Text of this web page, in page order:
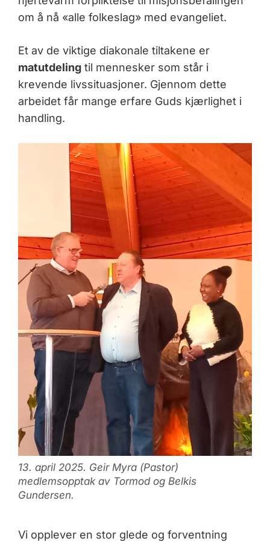
om å nå «alle folkeslag» med evangeliet.
Et av de viktige diakonale tiltakene er
matutdelingtil mennesker som står i
krevende livssituasjoner. Gjennom dette
arbeidet får mange erfare Guds kjærlighet i
handling.
13. april 2025. Geir Myra (Pastor)
medlemsopptak av Tormod og Belkis
Gundersen.
Vi opplever en stor glede og forventning